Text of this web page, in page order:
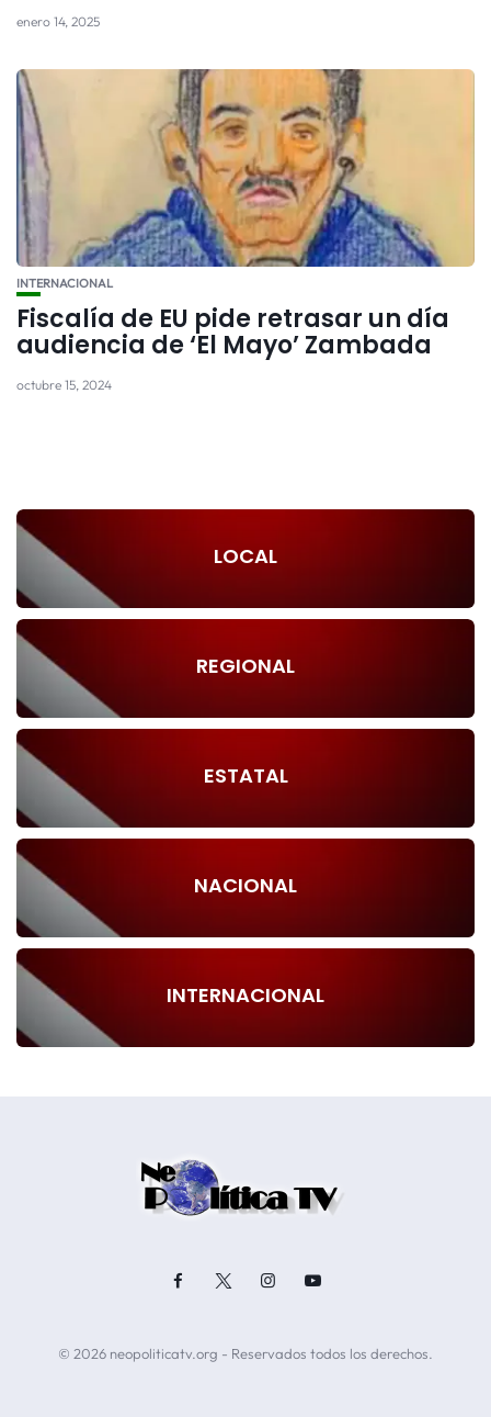
enero 14, 2025
INTERNACIONAL
Fiscalía de EU pide retrasar un día
audiencia de ‘El Mayo’ Zambada
octubre 15, 2024
LOCAL
REGIONAL
ESTATAL
NACIONAL
INTERNACIONAL
© 2026 neopoliticatv.org - Reservados todos los derechos.